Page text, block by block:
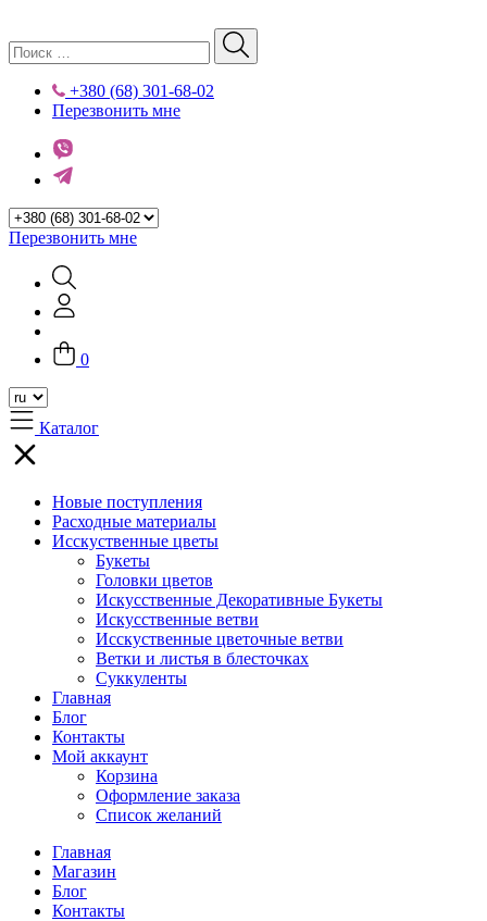
+380 (68) 301-68-02
Перезвонить мне
Перезвонить мне
0
Каталог
Новые поступления
Расходные материалы
Исскуственные цветы
Букеты
Головки цветов
Искусственные Декоративные Букеты
Искусственные ветви
Исскуственные цветочные ветви
Ветки и листья в блесточках
Суккуленты
Главная
Блог
Контакты
Мой аккаунт
Корзина
Оформление заказа
Список желаний
Главная
Магазин
Блог
Контакты